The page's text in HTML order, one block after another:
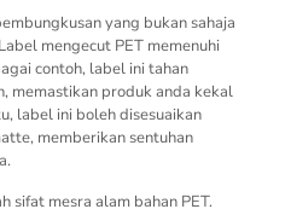
yang bukan sahaja
mengecut PET memenuhi
contoh, label ini tahan
memastikan produk anda kekal
label ini boleh disesuaikan
memberikan sentuhan
sifat mesra alam bahan PET.